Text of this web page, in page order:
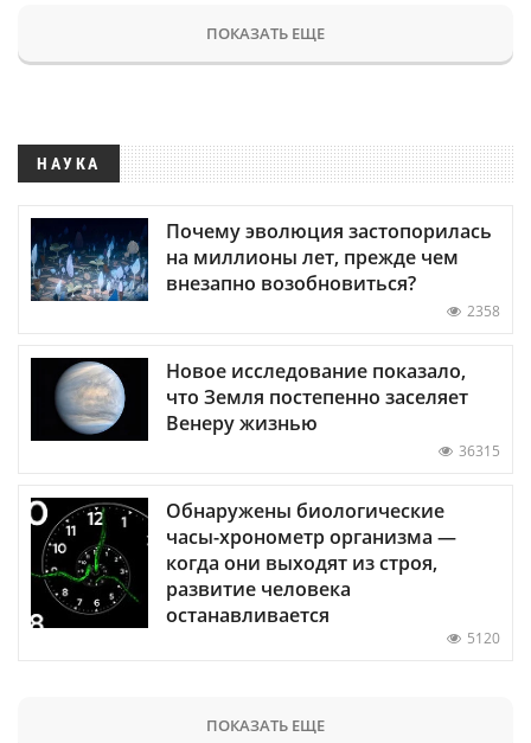
ПОКАЗАТЬ ЕЩЕ
НАУКА
Почему эволюция застопорилась
на миллионы лет, прежде чем
внезапно возобновиться?
2358
Новое исследование показало,
что Земля постепенно заселяет
Венеру жизнью
36315
Обнаружены биологические
часы-хронометр организма —
когда они выходят из строя,
развитие человека
останавливается
5120
ПОКАЗАТЬ ЕЩЕ